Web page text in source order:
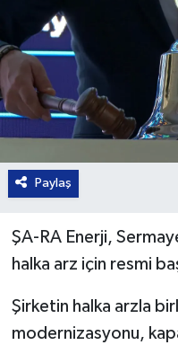
Paylaş
ŞA-RA Enerji,
halka arz için resmi
Şirketin halka arzla
modernizasyonu,